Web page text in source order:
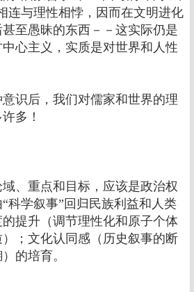
连与理性相悖，因而在文明进化
至愚昧的东西－－这实际仍是
心主义，实质是对世界和人性
识后，我们对儒家和世界的理
多！
、重点和目标，应该是政治权
科学叙事”回归民族利益和人类
提升（调节理性化和原子个体
；文化认同感（历史叙事的断
的培育。